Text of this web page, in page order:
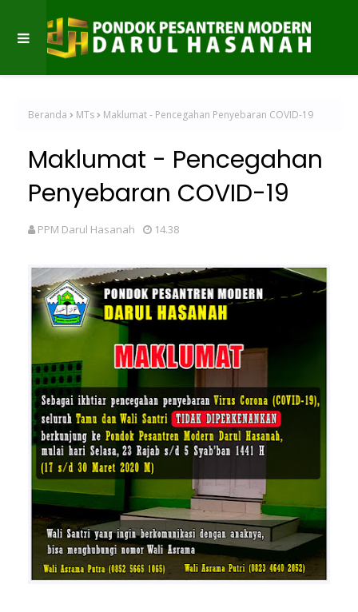
Beranda MTs Maklumat - Pencegahan Penyebaran COVID-19
Maklumat - Pencegahan
Penyebaran COVID-19
PPM Darul Hasanah 14.38